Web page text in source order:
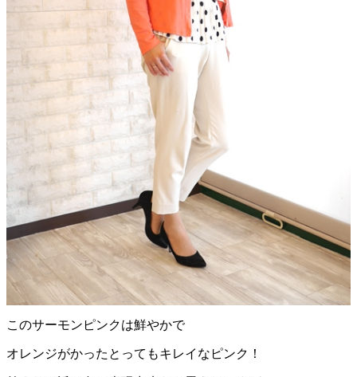
このサーモンピンクは鮮やかで
オレンジがかったとってもキレイなピンク！